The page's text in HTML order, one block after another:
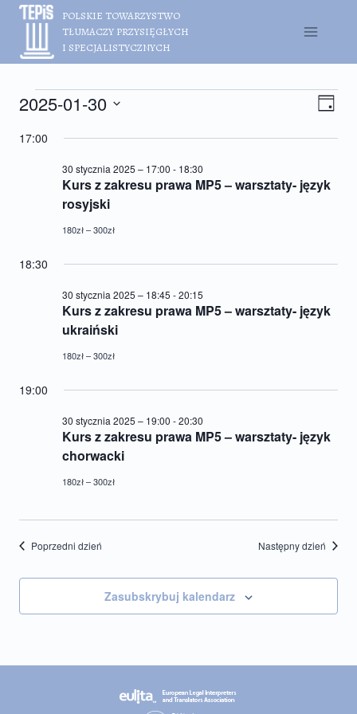
Przejdź
treści
POLSKIE TOWARZYSTWO
TŁUMACZY PRZYSIĘGŁYCH
I SPECJALISTYCZNYCH
Wydarzenia
30
stycznia
Dzień
2025-01-30
datę.
17:00
Kurs z zakresu prawa MP5 – warsztaty- język
rosyjski
30 stycznia 2025 – 17:00 - 18:30
180zł – 300zł
18:30
Kurs z zakresu prawa MP5 – warsztaty- język
ukraiński
30 stycznia 2025 – 18:45 -20:15
180zł – 300zł
19:00
Kurs z zakresu prawa MP5 – warsztaty- język
chorwacki
30 stycznia 2025 – 19:00 -20:30
180zł – 300zł
Poprzedni dzień Następny dzień
Zasubskrybuj kalendarz